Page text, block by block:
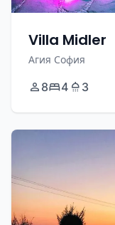
Villa Midler
Агия София
8 4 3